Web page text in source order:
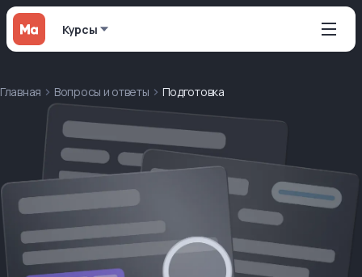
Курсы
Главная Вопросы и ответы Подготовка